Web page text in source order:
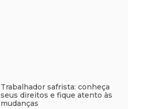
Trabalhador safrista: conheça
seus direitos e fique atento às
mudanças